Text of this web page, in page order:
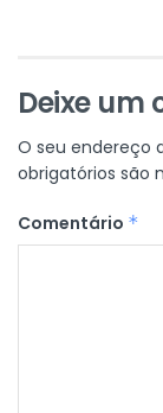
Deixe um
O seu endereço
obrigatórios são
Comentário *